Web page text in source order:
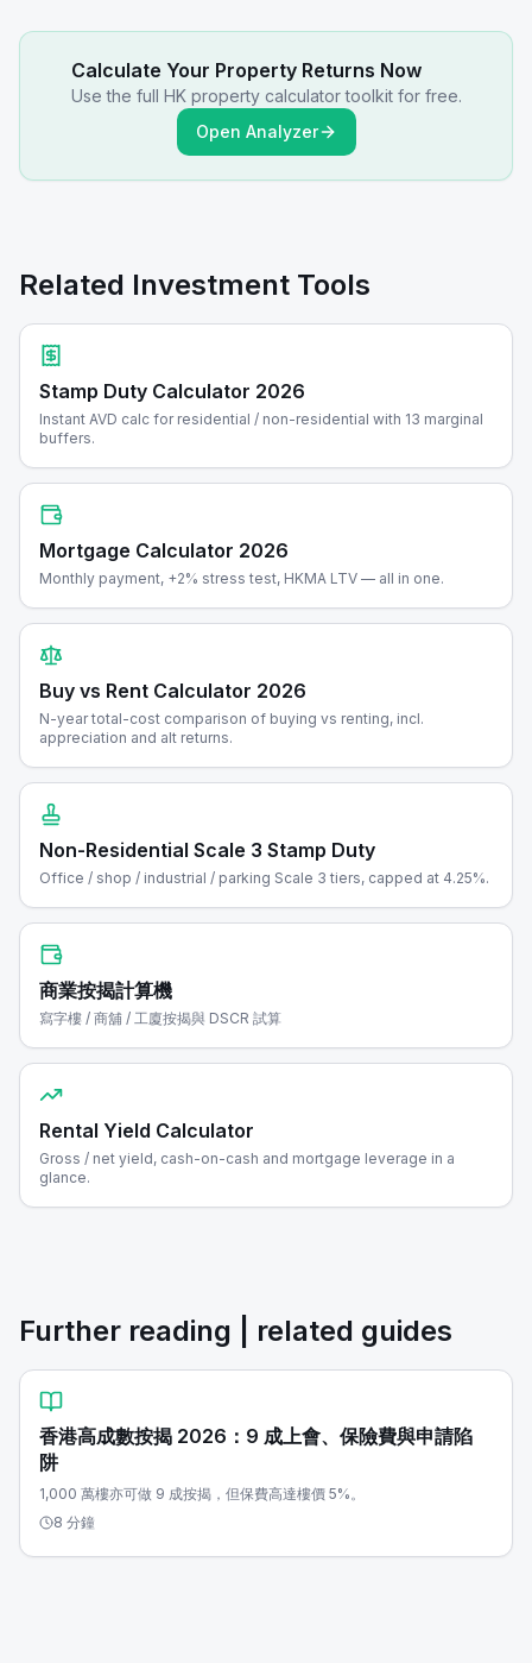
Calculate Your Property Returns Now
Use the full HK property calculator toolkit for free.
Open Analyzer
Related Investment Tools
Stamp Duty Calculator 2026
Instant AVD calc for residential / non-residential with 13 marginal
buffers.
Mortgage Calculator 2026
Monthly payment, +2% stress test, HKMA LTV — all in one.
Buy vs Rent Calculator 2026
N-year total-cost comparison of buying vs renting, incl.
appreciation and alt returns.
Non-Residential Scale 3 Stamp Duty
Office / shop / industrial / parking Scale 3 tiers, capped at 4.25%.
商業按揭計算機
寫字樓 / 商舖 / 工廈按揭與 DSCR 試算
Rental Yield Calculator
Gross / net yield, cash-on-cash and mortgage leverage in a
glance.
Further reading | related guides
香港高成數按揭 2026：9 成上會、保險費與申請陷
阱
1,000 萬樓亦可做 9 成按揭，但保費高達樓價 5%。
8 分鐘